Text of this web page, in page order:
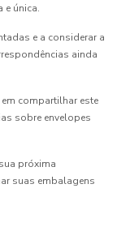
e única.
e a considerar a
ainda
compartilhar este
sobre envelopes
próxima
suas embalagens